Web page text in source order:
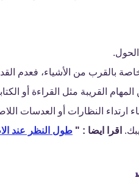
بالقرب من الأشياء، فعدم
المهام القريبة مثل القراءة أو
ارتداء النظارات أو العدسات
اقرا ايضا : " طول النظر عند